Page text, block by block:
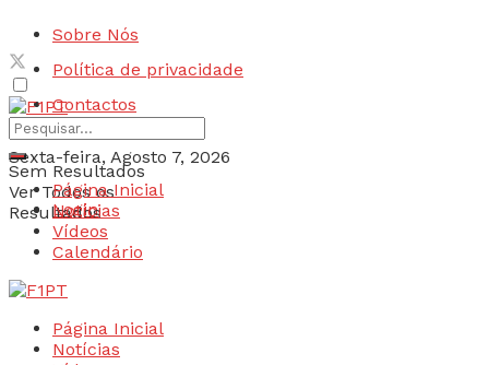
Sobre Nós
Política de privacidade
Contactos
Sexta-feira, Agosto 7, 2026
Login
Sem Resultados
Ver Todos os
Resultados
Página Inicial
Notícias
Vídeos
Calendário
Página Inicial
Notícias